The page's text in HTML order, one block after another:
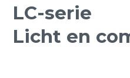
LC-serie
Licht en